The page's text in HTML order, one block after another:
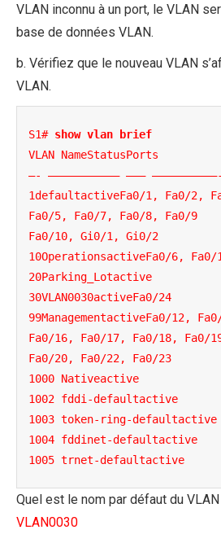
VLAN inconnu à un port, le VLAN
base de données VLAN.
b. Vérifiez que le nouveau VLAN
VLAN.
S1# show vlan brief
VLAN NameStatusPorts
—- ——————————– ——— ——————————-
1defaultactiveFa0/1, Fa0/2,
Fa0/5, Fa0/7, Fa0/8, Fa0/9
Fa0/10, Gi0/1, Gi0/2
10OperationsactiveFa0/6, Fa0/
20Parking_Lotactive
30VLAN0030activeFa0/24
99ManagementactiveFa0/12,
Fa0/16, Fa0/17, Fa0/18, Fa0/
Fa0/20, Fa0/22, Fa0/23
1000 Nativeactive
1002 fddi-defaultactive
1003 token-ring-defaultactive
1004 fddinet-defaultactive
1005 trnet-defaultactive
Quel est le nom par défaut du
VLAN0030